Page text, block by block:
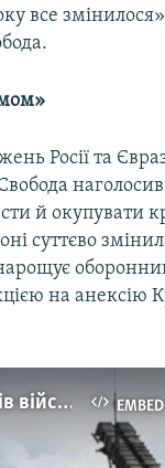
все
Росії та
й окупувати
суттєво
на анексію
EMBED
У Швеції розпочалися наймасштабніші за 20 років військові навчання «Аврора»